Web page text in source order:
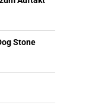
Stone